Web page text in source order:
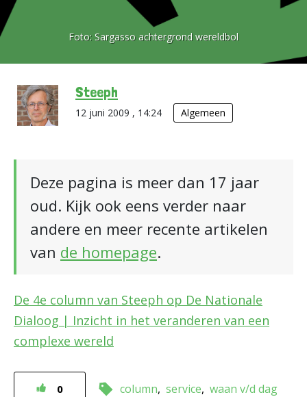
Foto: Sargasso achtergrond wereldbol
Steeph
12 juni 2009 , 14:24 Algemeen
Deze pagina is meer dan 17 jaar
oud. Kijk ook eens verder naar
andere en meer recente artikelen
van de homepage.
De 4e column van Steeph op De Nationale
Dialoog | Inzicht in het veranderen van een
complexe wereld
0 column service waan v/d dag